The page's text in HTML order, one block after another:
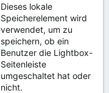
Dieses lokale
Speicherelement wird
verwendet, um zu
speichern, ob ein
Benutzer die Lightbox-
Seitenleiste
umgeschaltet hat oder
nicht.